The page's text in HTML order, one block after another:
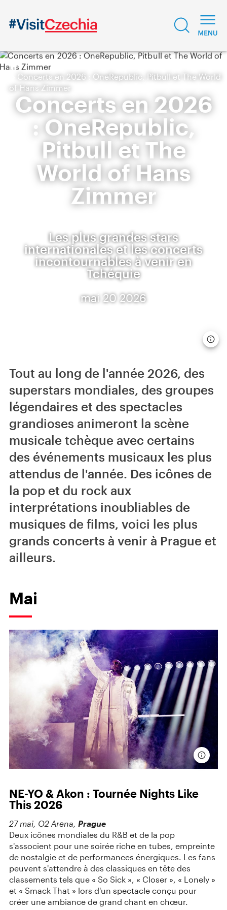
Concerts en 2026 : OneRepublic, Pitbull et The World
of Hans Zimmer
Concerts en 2026
: OneRepublic,
Pitbull et The
World of Hans
Zimmer
Les plus grandes stars
internationales et les concerts
incontournables à venir en
Tchéquie
mai 20 2026
Tout au long de l'année 2026, des
superstars mondiales, des groupes
légendaires et des spectacles
grandioses animeront la scène
musicale tchèque avec certains
des événements musicaux les plus
attendus de l'année. Des icônes de
la pop et du rock aux
interprétations inoubliables de
musiques de films, voici les plus
grands concerts à venir à Prague et
ailleurs.
Mai
NE-YO & Akon : Tournée Nights Like
This 2026
27 mai, O2 Arena, Prague
Deux icônes mondiales du R&B et de la pop
s'associent pour une soirée riche en tubes, empreinte
de nostalgie et de performances énergiques. Les fans
peuvent s'attendre à des classiques en tête des
classements tels que « So Sick », « Closer », « Lonely »
et « Smack That » lors d'un spectacle conçu pour
créer une ambiance de grand chant en chœur.